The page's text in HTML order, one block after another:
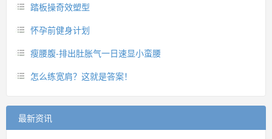
踏板操奇效塑型
怀孕前健身计划
瘦腰腹-排出肚胀气一日速显小蛮腰
怎么练宽肩？这就是答案！
最新资讯